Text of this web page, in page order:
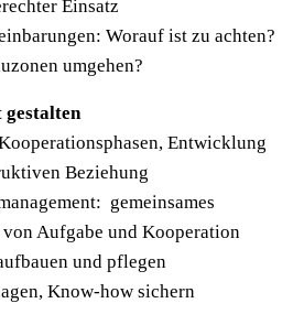
Einsatz
Worauf ist zu achten?
umgehen?
gestalten
Entwicklung
Beziehung
gemeinsames
von Aufgabe und Kooperation
und pflegen
Know-how sichern